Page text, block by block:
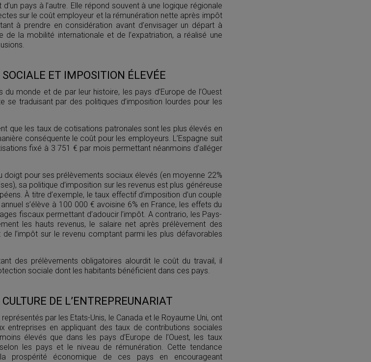
pays à l’autre. Elle répond souvent à une logique régionale
sur le coût employeur et la rémunération nette après impôt
à prendre en considération avant d’envisager un départ à
de la mobilité internationale et de l’expatriation, a réalisé une
SOCIALE ET IMPOSITION ÉLEVÉE
monde et de par leur histoire, les pays d’Europe de l’Ouest
se traduisant par des politiques d’imposition lourdes pour les
que les taux de cotisations patronales sont les plus élevés en
conséquente le coût pour les employeurs. L’Espagne suit
fixé à 3 751 € par mois permettant néanmoins d’alléger
doigt pour ses prélèvements sociaux élevés (en moyenne 22%
sa politique d’imposition sur les revenus est plus généreuse
À titre d’exemple, le taux effectif d’imposition d’un couple
s’élève à 100 000 € avoisine 6% en France, les effets du
fiscaux permettant d’adoucir l’impôt. A contrario, les Pays-
les hauts revenus, le salaire net après prélèvement des
l’impôt sur le revenu comptant parmi les plus défavorables
des prélèvements obligatoires alourdit le coût du travail, il
sociale dont les habitants bénéficient dans ces pays.
DE L’ENTREPREUNARIAT
par les Etats-Unis, le Canada et le Royaume Uni, ont
entreprises en appliquant des taux de contributions sociales
élevés que dans les pays d’Europe de l’Ouest, les taux
les pays et le niveau de rémunération. Cette tendance
prospérité économique de ces pays en encourageant